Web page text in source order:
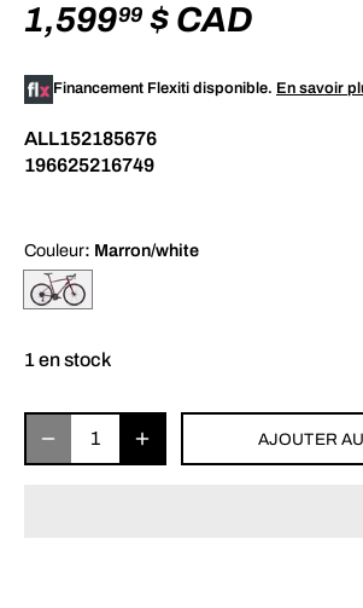
1,59999 $ CAD
Financement Flexiti disponible. En savoir
ALL152185676
196625216749
Couleur: Marron/white
1 en stock
AJOUTER